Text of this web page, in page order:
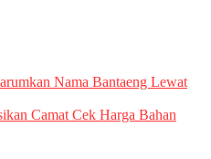
Nama Bantaeng Lewat
Camat Cek Harga Bahan